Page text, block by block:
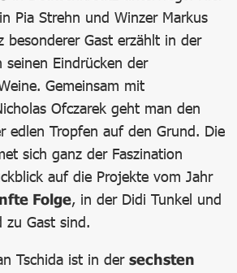
Pia Strehn und Winzer Markus
besonderer Gast erzählt in der
seinen Eindrücken der
Gemeinsam mit
Ofczarek geht man den
edlen Tropfen auf den Grund. Die
sich ganz der Faszination
auf die Projekte vom Jahr
Folge, in der Didi Tunkel und
zu Gast sind.
Tschida ist in der sechsten